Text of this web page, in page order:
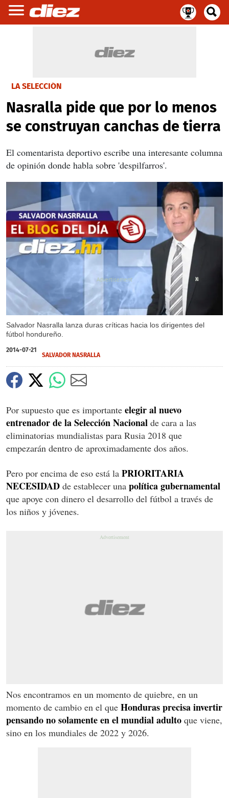
LA SELECCIÓN
Nasralla pide que por lo menos
se construyan canchas de tierra
El comentarista deportivo escribe una interesante columna
de opinión donde habla sobre 'despilfarros'.
Salvador Nasralla lanza duras críticas hacia los dirigentes del
fútbol hondureño.
X
2014-07-21
SALVADOR NASRALLA
Por supuesto que es importante elegir al nuevo
entrenador de la Selección Nacional de cara a las
eliminatorias mundialistas para Rusia 2018 que
empezarán dentro de aproximadamente dos años.
Pero por encima de eso está la PRIORITARIA
NECESIDAD de establecer una política gubernamental
que apoye con dinero el desarrollo del fútbol a través de
los niños y jóvenes.
Nos encontramos en un momento de quiebre, en un
momento de cambio en el que Honduras precisa invertir
pensando no solamente en el mundial adulto que viene,
sino en los mundiales de 2022 y 2026.